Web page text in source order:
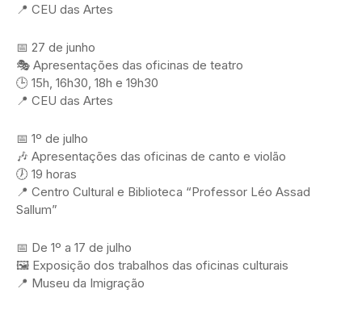
📍 CEU das Artes
📅 27 de junho
🎭 Apresentações das oficinas de teatro
🕒 15h, 16h30, 18h e 19h30
📍 CEU das Artes
📅 1º de julho
🎶 Apresentações das oficinas de canto e violão
🕖 19 horas
📍 Centro Cultural e Biblioteca “Professor Léo Assad
Sallum”
📅 De 1º a 17 de julho
🖼️ Exposição dos trabalhos das oficinas culturais
📍 Museu da Imigração